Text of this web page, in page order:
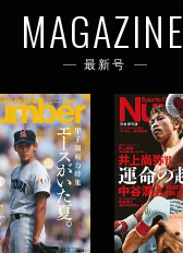
MAGAZINE
最新号